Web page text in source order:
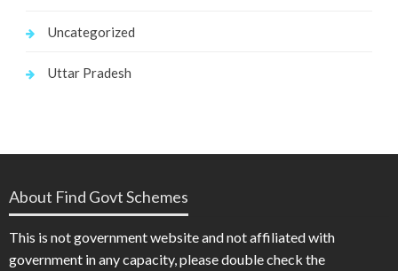
Uncategorized
Uttar Pradesh
About Find Govt Schemes
This is not government website and not affiliated with
government in any capacity, please double check the